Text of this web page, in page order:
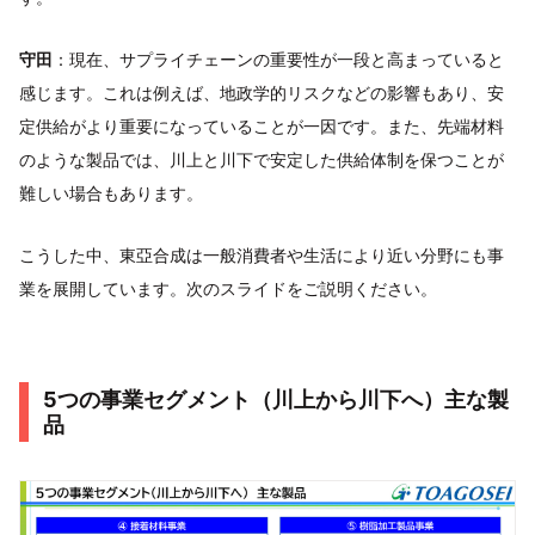
守田 ：現在、サプライチェーンの重要性が一段と高まっていると
感じます。これは例えば、地政学的リスクなどの影響もあり、安
定供給がより重要になっていることが一因です。また、先端材料
のような製品では、川上と川下で安定した供給体制を保つことが
難しい場合もあります。
こうした中、東亞合成は一般消費者や生活により近い分野にも事
業を展開しています。次のスライドをご説明ください。
5つの事業セグメント（川上から川下へ）主な製
品